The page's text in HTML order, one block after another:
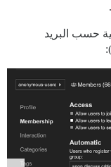
حسب البريد